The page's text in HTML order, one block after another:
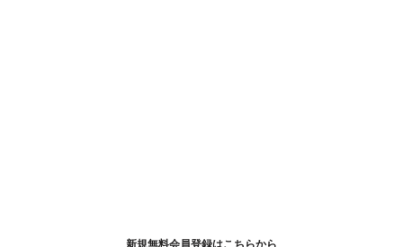
新規無料会員登録はこちらから